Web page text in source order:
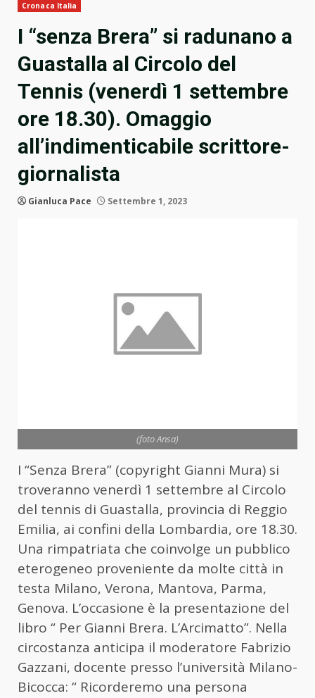
Cronaca Italia
I “senza Brera” si radunano a
Guastalla al Circolo del
Tennis (venerdì 1 settembre
ore 18.30). Omaggio
all’indimenticabile scrittore-
giornalista
Gianluca Pace Settembre 1, 2023
(foto Ansa)
I “Senza Brera” (copyright Gianni Mura) si
troveranno venerdì 1 settembre al Circolo
del tennis di Guastalla, provincia di Reggio
Emilia, ai confini della Lombardia, ore 18.30.
Una rimpatriata che coinvolge un pubblico
eterogeneo proveniente da molte città in
testa Milano, Verona, Mantova, Parma,
Genova. L’occasione è la presentazione del
libro “ Per Gianni Brera. L’Arcimatto”. Nella
circostanza anticipa il moderatore Fabrizio
Gazzani, docente presso l’università Milano-
Bicocca: “ Ricorderemo una persona